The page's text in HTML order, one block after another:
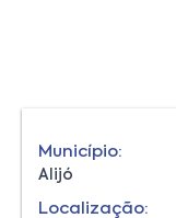
Município:
Alijó
Localização: